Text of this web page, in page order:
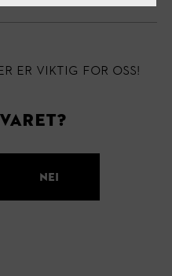
er viktig for oss!
nei